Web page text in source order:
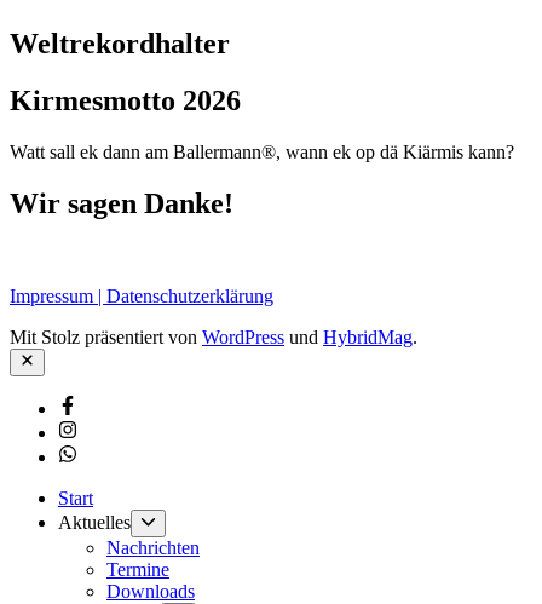
Weltrekordhalter
Kirmesmotto 2026
Watt sall ek dann am Ballermann®, wann ek op dä Kiärmis kann?
Wir sagen Danke!
Impressum | Datenschutzerklärung
Mit Stolz präsentiert von WordPress und HybridMag.
Schließen
Facebook
Instagram
Whatsapp
Start
Aktuelles
anzeigen
Nachrichten
Termine
Downloads